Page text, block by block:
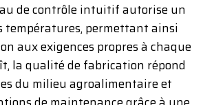
de contrôle intuitif autorise un
températures, permettant ainsi
aux exigences propres à chaque
la qualité de fabrication répond
du milieu agroalimentaire et